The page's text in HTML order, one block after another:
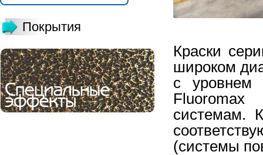
Покрытия
Краски
широком
с уровнем
системам.
(системы